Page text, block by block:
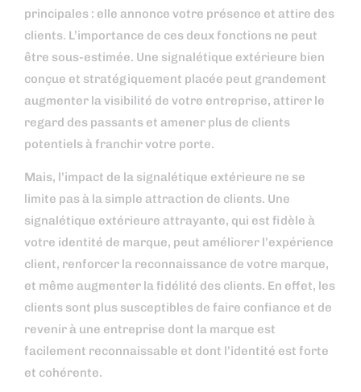
principales : elle annonce votre présence et attire des
clients. L’importance de ces deux fonctions ne peut
être sous-estimée. Une signalétique extérieure bien
conçue et stratégiquement placée peut grandement
augmenter la visibilité de votre entreprise, attirer le
regard des passants et amener plus de clients
potentiels à franchir votre porte.
Mais, l’impact de la signalétique extérieure ne se
limite pas à la simple attraction de clients. Une
signalétique extérieure attrayante, qui est fidèle à
votre identité de marque, peut améliorer l’expérience
client, renforcer la reconnaissance de votre marque,
et même augmenter la fidélité des clients. En effet, les
clients sont plus susceptibles de faire confiance et de
revenir à une entreprise dont la marque est
facilement reconnaissable et dont l’identité est forte
et cohérente.